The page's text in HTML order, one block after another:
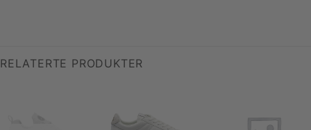
RELATERTE PRODUKTER